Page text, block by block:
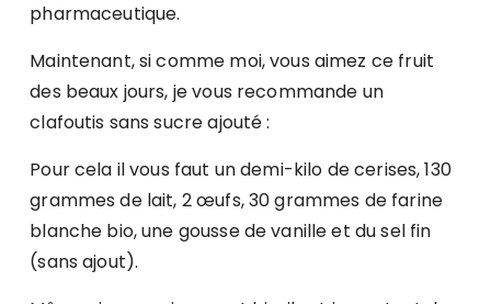
pharmaceutique.
Maintenant, si comme moi, vous aimez ce fruit
des beaux jours, je vous recommande un
clafoutis sans sucre ajouté :
Pour cela il vous faut un demi-kilo de cerises, 130
grammes de lait, 2 œufs, 30 grammes de farine
blanche bio, une gousse de vanille et du sel fin
(sans ajout).